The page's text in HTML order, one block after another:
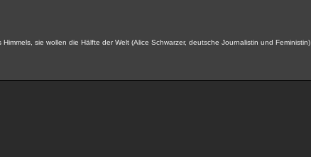
sie wollen die Hälfte der Welt (Alice Schwarzer, deutsche Journalistin und Feministin)